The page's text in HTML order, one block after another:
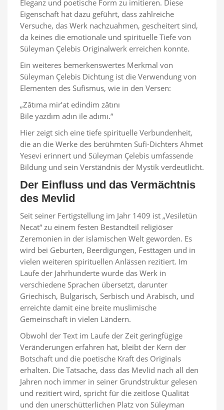
Eleganz und poetische Form zu imitieren. Diese
Eigenschaft hat dazu geführt, dass zahlreiche
Versuche, das Werk nachzuahmen, gescheitert sind,
da keines die emotionale und spirituelle Tiefe von
Süleyman Çelebis Originalwerk erreichen konnte.
Ein weiteres bemerkenswertes Merkmal von
Süleyman Çelebis Dichtung ist die Verwendung von
Elementen des Sufismus, wie in den Versen:
„Zâtıma mir’at edindim zâtını
Bile yazdım adın ile adımı.“
Hier zeigt sich eine tiefe spirituelle Verbundenheit,
die an die Werke des berühmten Sufi-Dichters Ahmet
Yesevi erinnert und Süleyman Çelebis umfassende
Bildung und sein Verständnis der Mystik verdeutlicht.
Der Einfluss und das Vermächtnis
des Mevlid
Seit seiner Fertigstellung im Jahr 1409 ist „Vesiletün
Necat“ zu einem festen Bestandteil religiöser
Zeremonien in der islamischen Welt geworden. Es
wird bei Geburten, Beerdigungen, Festtagen und in
vielen weiteren spirituellen Anlässen rezitiert. Im
Laufe der Jahrhunderte wurde das Werk in
verschiedene Sprachen übersetzt, darunter
Griechisch, Bulgarisch, Serbisch und Arabisch, und
erreichte damit eine breite muslimische
Gemeinschaft in vielen Ländern.
Obwohl der Text im Laufe der Zeit geringfügige
Veränderungen erfahren hat, bleibt der Kern der
Botschaft und die poetische Kraft des Originals
erhalten. Die Tatsache, dass das Mevlid nach all den
Jahren noch immer in seiner Grundstruktur gelesen
und rezitiert wird, spricht für die zeitlose Qualität
und den unerschütterlichen Platz von Süleyman